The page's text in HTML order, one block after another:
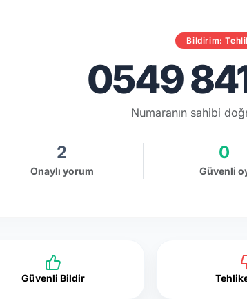
Bildirim:
0549
Numaranın sahibi
2
Onaylı yorum
0
Güvenli
Güvenli Bildir